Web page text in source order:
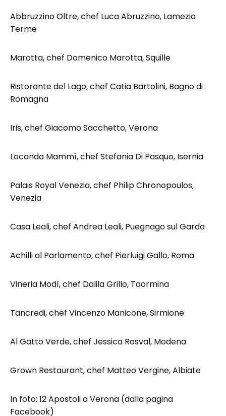
Abbruzzino Oltre, chef Luca Abruzzino, Lamezia
Terme
Marotta, chef Domenico Marotta, Squille
Ristorante del Lago, chef Catia Bartolini, Bagno di
Romagna
Iris, chef Giacomo Sacchetto, Verona
Locanda Mammì, chef Stefania Di Pasquo, Isernia
Palais Royal Venezia, chef Philip Chronopoulos,
Venezia
Casa Leali, chef Andrea Leali, Puegnago sul Garda
Achilli al Parlamento, chef Pierluigi Gallo, Roma
Vineria Modì, chef Dalila Grillo, Taormina
Tancredi, chef Vincenzo Manicone, Sirmione
Al Gatto Verde, chef Jessica Rosval, Modena
Grown Restaurant, chef Matteo Vergine, Albiate
In foto: 12 Apostoli a Verona (dalla pagina
Facebook)